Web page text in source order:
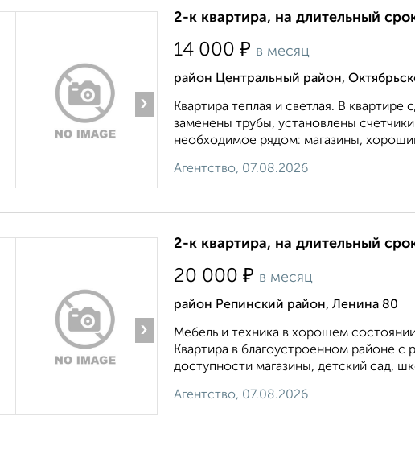
›
2-к квартира, на длительный
14 000 ₽ в месяц
район Центральный район,
Квартира теплая и светлая. В
заменены трубы, установлены
необходимое рядом: магазины,
Агентство, 07.08.2026
›
2-к квартира, на длительный
20 000 ₽ в месяц
район Репинский район, Ленина 80
Мебель и техника в хорошем
Квартира в благоустроенном районе с
доступности магазины, детский сад,
Агентство, 07.08.2026